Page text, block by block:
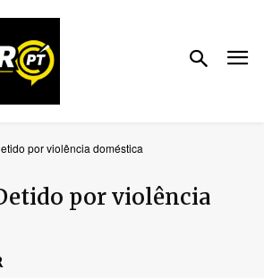
por violência doméstica
por violência